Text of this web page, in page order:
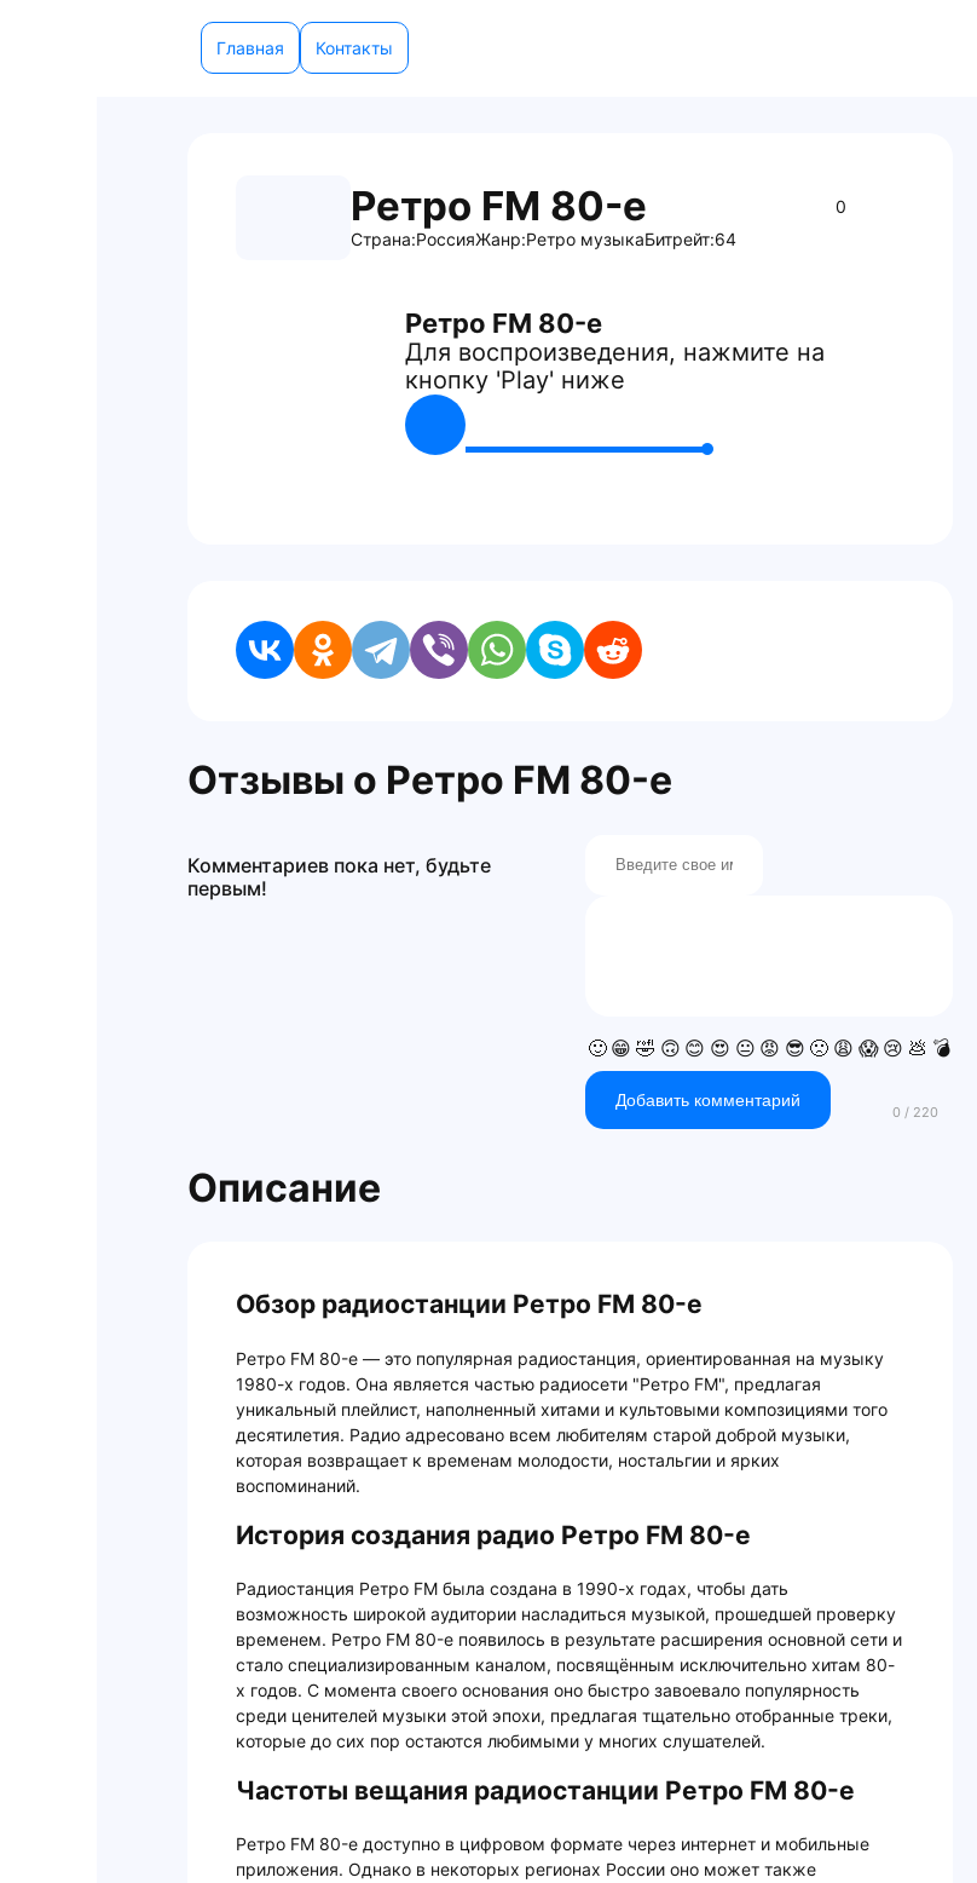
Главная Контакты
Ретро FM 80-е
0
Страна:РоссияЖанр:Ретро музыкаБитрейт:64
Ретро FM 80-е
Для воспроизведения, нажмите на
кнопку 'Play' ниже
Отзывы о Ретро FM 80-е
🙂 😁 🤣 🙃 😊 😍 😐 😡 😎 🙁 😩 😱 😢 💩 💣
Добавить комментарий
Комментариев пока нет, будьте
первым!
Описание
Обзор радиостанции Ретро FM 80-е
Ретро FM 80-е — это популярная радиостанция, ориентированная на музыку
1980-х годов. Она является частью радиосети "Ретро FM", предлагая
уникальный плейлист, наполненный хитами и культовыми композициями того
десятилетия. Радио адресовано всем любителям старой доброй музыки,
которая возвращает к временам молодости, ностальгии и ярких
воспоминаний.
История создания радио Ретро FM 80-е
Радиостанция Ретро FM была создана в 1990-х годах, чтобы дать
возможность широкой аудитории насладиться музыкой, прошедшей проверку
временем. Ретро FM 80-е появилось в результате расширения основной сети и
стало специализированным каналом, посвящённым исключительно хитам 80-
х годов. С момента своего основания оно быстро завоевало популярность
среди ценителей музыки этой эпохи, предлагая тщательно отобранные треки,
которые до сих пор остаются любимыми у многих слушателей.
Частоты вещания радиостанции Ретро FM 80-е
Ретро FM 80-е доступно в цифровом формате через интернет и мобильные
приложения. Однако в некоторых регионах России оно может также